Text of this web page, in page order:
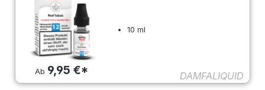
Ab 9,95 €*
10 ml
DAMFALIQUID